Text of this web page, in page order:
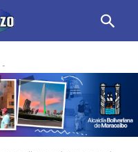
-